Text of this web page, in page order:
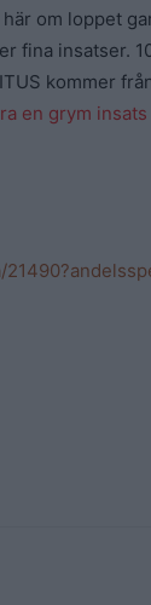
om loppet
fina insatser.
kommer
en grym